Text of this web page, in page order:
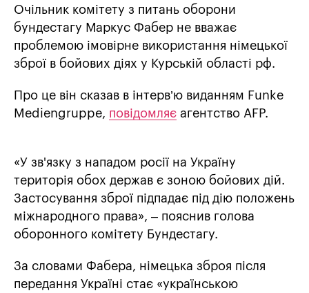
Очільник комітету з питань оборони
бундестагу Маркус Фабер не вважає
проблемою імовірне використання німецької
зброї в бойових діях у Курській області рф.
Про це він сказав в інтерв’ю виданням Funke
Mediengruppe, повідомляє агентство AFP.
«У зв'язку з нападом росії на Україну
територія обох держав є зоною бойових дій.
Застосування зброї підпадає під дію положень
міжнародного права», – пояснив голова
оборонного комітету Бундестагу.
За словами Фабера, німецька зброя після
передання Україні стає «українською